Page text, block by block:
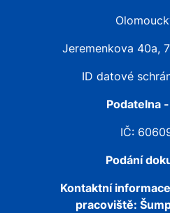
Jeremenkova 40a,
ID datové
Podatelna
IČ:
Podání
Kontaktní
pracoviště: